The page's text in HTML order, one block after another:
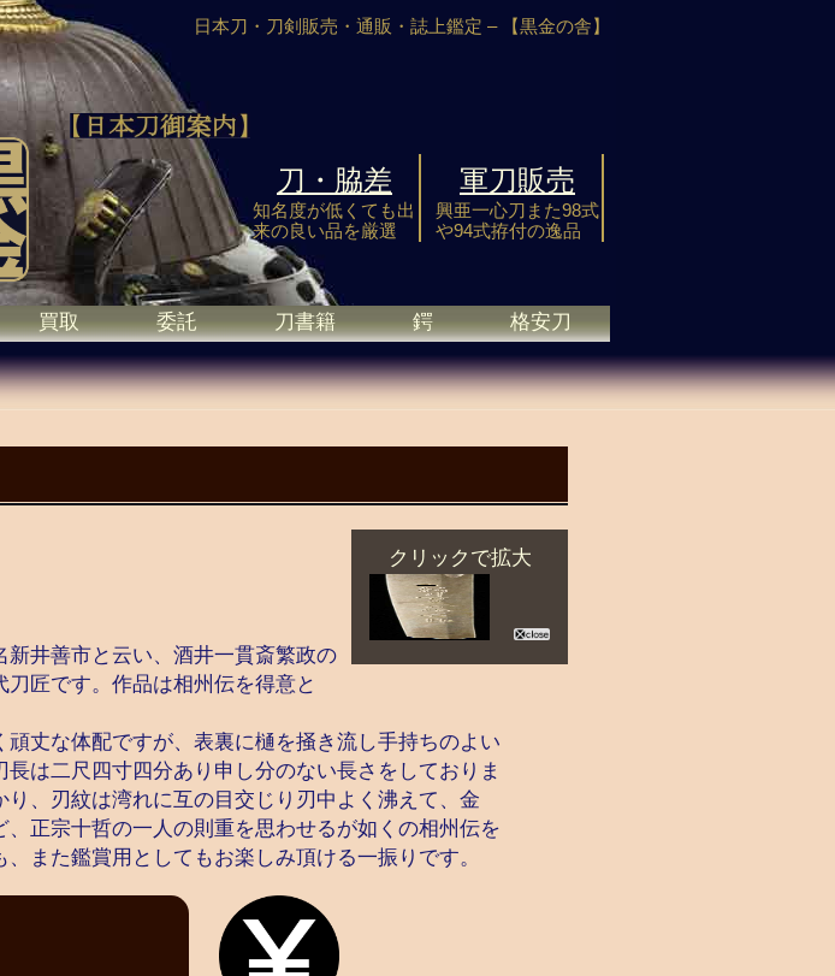
日本刀・刀剣販売・通販・誌上鑑定 – 【黒金の舎】
軍刀販売
興亜一心刀また98式
や94式拵付の逸品
刀・脇差
知名度が低くても出
来の良い品を厳選
格安刀
鍔
刀書籍
委託
買取
クリックで拡大
井善市と云い、酒井一貫斎繁政の
匠です。作品は相州伝を得意と
丈な体配ですが、表裏に樋を掻き流し手持ちのよい
は二尺四寸四分あり申し分のない長さをしておりま
、刃紋は湾れに互の目交じり刃中よく沸えて、金
正宗十哲の一人の則重を思わせるが如くの相州伝を
また鑑賞用としてもお楽しみ頂ける一振りです。